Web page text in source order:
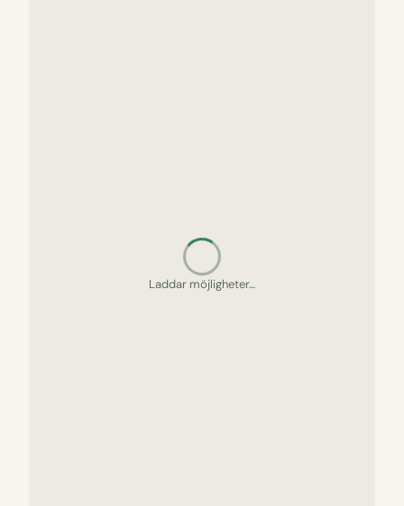
Letar upp gömda pärlor…